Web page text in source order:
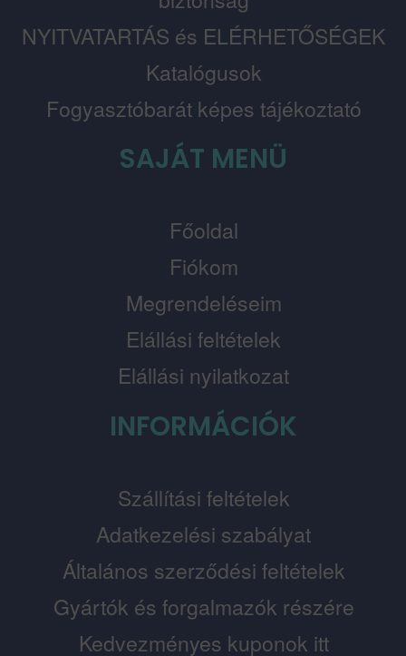
NYITVATARTÁS és ELÉRHETŐSÉGEK
Katalógusok
Fogyasztóbarát képes tájékoztató
SAJÁT MENÜ
Főoldal
Fiókom
Megrendeléseim
Elállási feltételek
Elállási nyilatkozat
INFORMÁCIÓK
Szállítási feltételek
Adatkezelési szabályat
Általános szerződési feltételek
Gyártók és forgalmazók részére
Kedvezményes kuponok itt